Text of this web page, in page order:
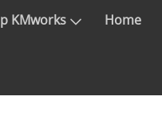
KMworks Home